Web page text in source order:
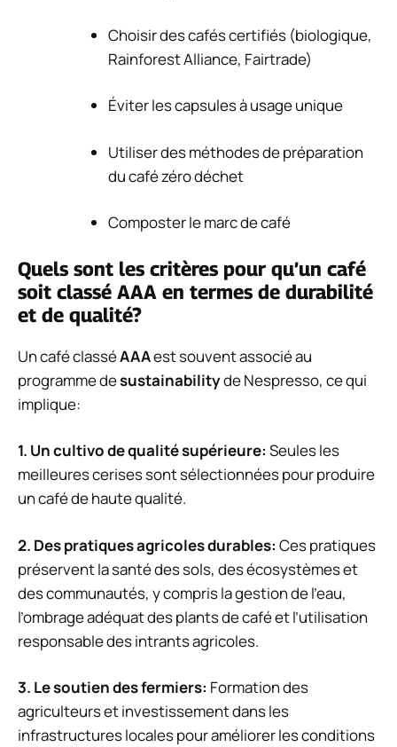
Choisir des cafés certifiés (biologique,
Rainforest Alliance, Fairtrade)
Éviter les capsules à usage unique
Utiliser des méthodes de préparation
du café zéro déchet
Composter le marc de café
Quels sont les critères pour qu’un café
soit classé AAA en termes de durabilité
et de qualité?
Un café classéAAAest souvent associé au
programme desustainabilityde Nespresso, ce qui
implique:
1. Uncultivo de qualité supérieure: Seules les
meilleures cerises sont sélectionnées pour produire
un café de haute qualité.
2. Despratiques agricoles durables: Ces pratiques
préservent la santé des sols, des écosystèmes et
des communautés, y compris la gestion de l’eau,
l’ombrage adéquat des plants de café et l’utilisation
responsable des intrants agricoles.
3. Le soutien des fermiers: Formation des
agriculteurs et investissement dans les
infrastructures locales pour améliorer les conditions